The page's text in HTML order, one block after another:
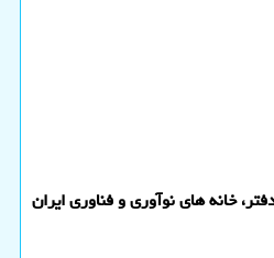
خانه های نوآوری و فناوری ایران